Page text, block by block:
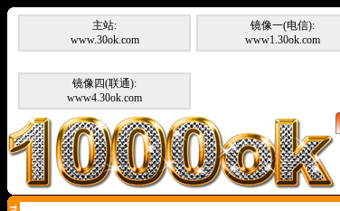
主站:
www.30ok.com
镜像一(电信):
www1.30ok.com
镜像四(联通):
www4.30ok.com